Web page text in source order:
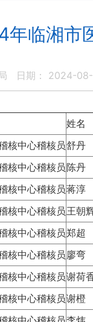
年临湘市
日期： 2024-
姓名
核中心稽核员舒丹
核中心稽核员陈丹
核中心稽核员蒋淳
核中心稽核员王朝
核中心稽核员郑超
核中心稽核员廖弯
核中心稽核员谢荷
核中心稽核员谢橙